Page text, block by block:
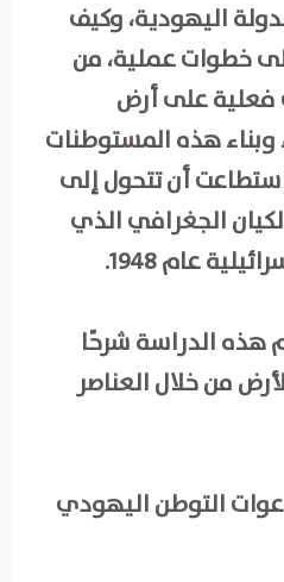
اليهودية، وكيف
خطوات عملية، من
فعلية على أرض
هذه المستوطنات
إلى أن استطاعت أن تتحول إلى
الجغرافي الذي
عام 1948.
الدراسة شرحًا
من خلال العناصر
التوطن اليهودي